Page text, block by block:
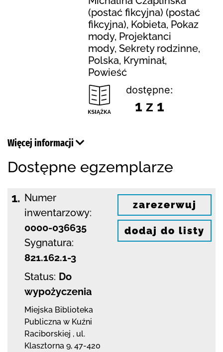
(postać fikcyjna) (postać
fikcyjna), Kobieta, Pokaz
mody, Projektanci
mody, Sekrety rodzinne,
Polska, Kryminał,
Powieść
dostępne:
1 z 1
Więcej informacji
Dostępne egzemplarze
1. Numer
inwentarzowy:
0000-036635
Sygnatura:
821.162.1-3
Status: Do
wypożyczenia
Miejska Biblioteka
Publiczna w Kuźni
Raciborskiej , ul.
Klasztorna 9, 47-420
zarezerwuj
dodaj do listy